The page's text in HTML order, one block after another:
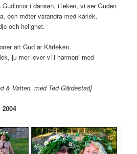
i dansen, i leken, vi ser Guden
och möter varandra med kärlek,
och helighet.
att Gud är Kärleken.
ju mer lever vi i harmoni med
& Vatten, med Ted Gärdestad]